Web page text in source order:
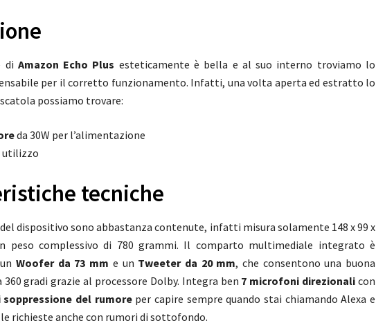
di Amazon Echo Plus esteticamente è bella e al suo interno troviamo lo
per il corretto funzionamento. Infatti, una volta aperta ed estratto lo
possiamo trovare:
da 30W per l’alimentazione
utilizzo
tecniche
dispositivo sono abbastanza contenute, infatti misura solamente 148 x 99 x
peso complessivo di 780 grammi. Il comparto multimediale integrato è
unWoofer da 73 mm e un Tweeter da 20 mm, che consentono una buona
360 gradi grazie al processore Dolby. Integra ben 7 microfoni direzionali con
del rumoreper capire sempre quando stai chiamando Alexa e
le richieste anche con rumori di sottofondo.